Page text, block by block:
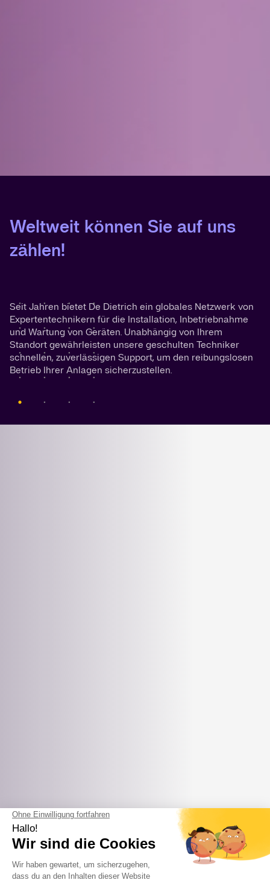
Weltweit können Sie auf uns
zählen!
Seit Jahren bietet De Dietrich ein globales Netzwerk von
Expertentechnikern für die Installation, Inbetriebnahme
und Wartung von Geräten. Unabhängig von Ihrem
Standort gewährleisten unsere geschulten Techniker
schnellen, zuverlässigen Support, um den reibungslosen
Betrieb Ihrer Anlagen sicherzustellen.